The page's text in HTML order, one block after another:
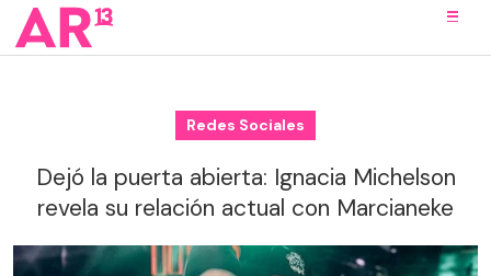
Redes Sociales
Dejó la puerta abierta: Ignacia Michelson
revela su relación actual con Marcianeke